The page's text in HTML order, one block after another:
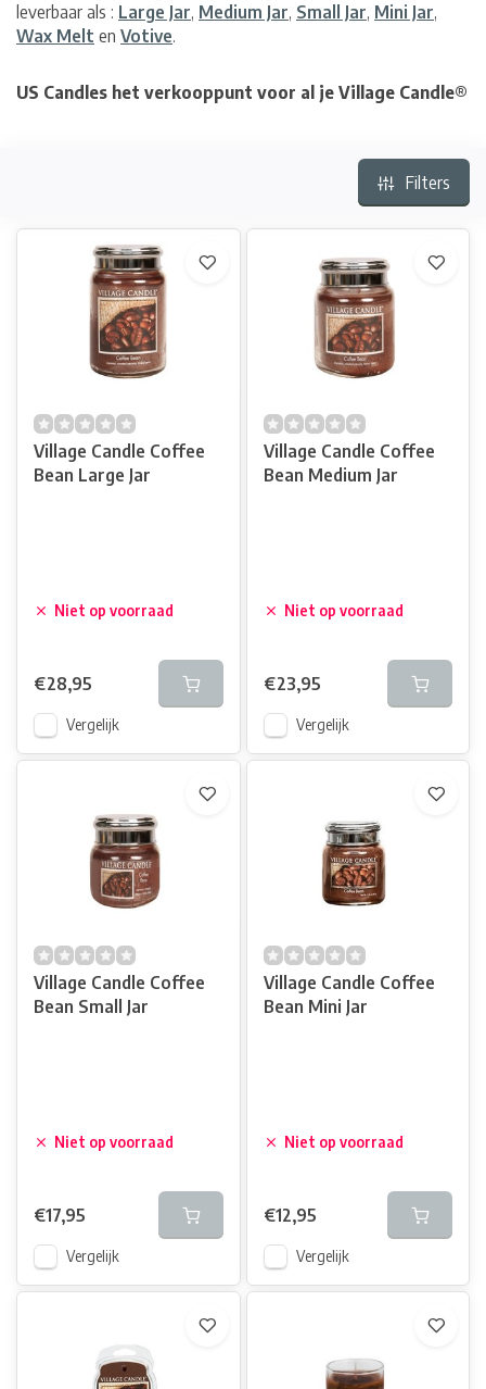
leverbaar als : Large Jar, Medium Jar, Small Jar, Mini Jar,
Wax Melt en Votive.
US Candles het verkooppunt voor al je Village Candle®
Filters
Village Candle Coffee
Bean Large Jar
Niet op voorraad
€28,95
Vergelijk
Village Candle Coffee
Bean Medium Jar
Niet op voorraad
€23,95
Vergelijk
Village Candle Coffee
Bean Small Jar
Niet op voorraad
€17,95
Vergelijk
Village Candle Coffee
Bean Mini Jar
Niet op voorraad
€12,95
Vergelijk